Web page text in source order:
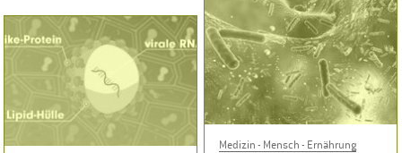
Medizin - Mensch - Ernährung